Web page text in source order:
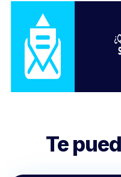
Te